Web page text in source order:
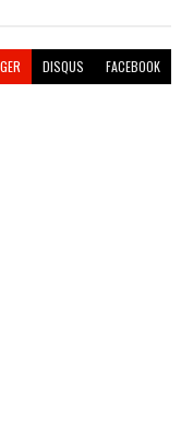
DISQUS FACEBOOK